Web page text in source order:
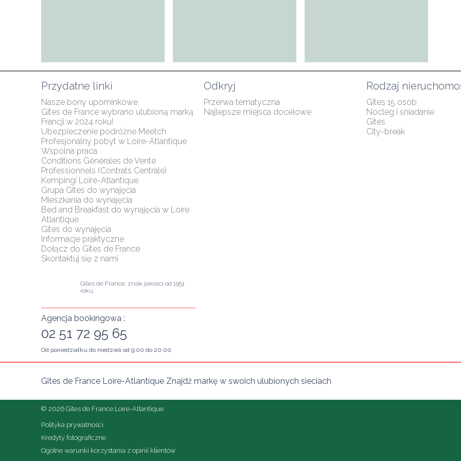
Przydatne linki
Nasze bony upominkowe
Gîtes de France wybrano ulubioną marką
Francji w 2024 roku!
Ubezpieczenie podróżne Meetch
Profesjonalny pobyt w Loire-Atlantique
Wspólna praca
Conditions Générales de Vente
Professionnels (Contrats Centrale)
Kempingi Loire-Atlantique
Grupa Gîtes do wynajęcia
Mieszkania do wynajęcia
Bed and Breakfast do wynajęcia w Loire
Atlantique
Gîtes do wynajęcia
Informacje praktyczne
Dołącz do Gîtes de France
Skontaktuj się z nami
Odkryj
Przerwa tematyczna
Najlepsze miejsca docelowe
Rodzaj
Gîtes 15 osób
Nocleg i śniadanie
Gîtes
City-break
Gîtes de France: znak jakości od 1951
roku
Agencja bookingowa :
02 51 72 95 65
Od poniedziałku do niedzieli od 9:00 do 20:00
Gîtes de France Loire-Atlantique Znajdź markę w swoich ulubionych sieciach
© 2026 Gîtes de France Loire-Atlantique
Polityka prywatności
Kredyty fotograficzne
Ogólne warunki korzystania z opinii klientów